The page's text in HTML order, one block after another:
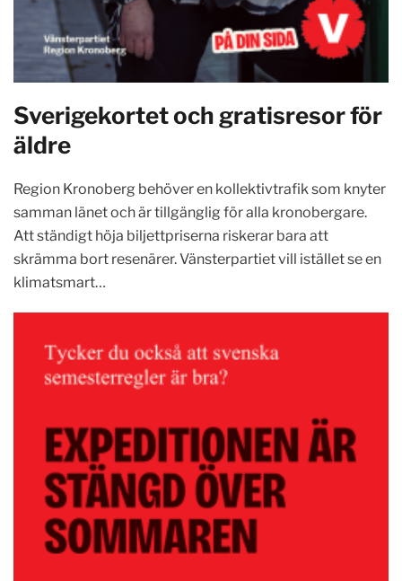
Sverigekortet och gratisresor för
äldre
Region Kronoberg behöver en kollektivtrafik som knyter
samman länet och är tillgänglig för alla kronobergare.
Att ständigt höja biljettpriserna riskerar bara att
skrämma bort resenärer. Vänsterpartiet vill istället se en
klimatsmart…